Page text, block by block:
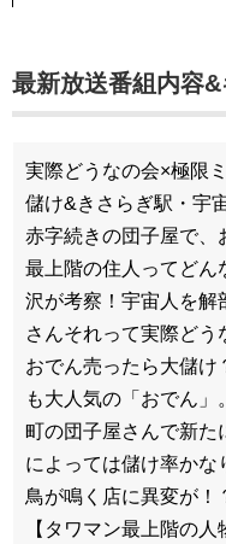
最新放送番組内容&
実際どうなの会×極限
儲け&きさらぎ駅・宇
赤字続きの団子屋で、
最上階の住人ってどん
沢が考察！宇宙人を解
さんそれって実際ど
おでん売ったら大儲け
も大人気の「おでん
町の団子屋さんで新た
によっては儲け率かな
鳥が鳴く店に異変が！
【タワマン最上階の